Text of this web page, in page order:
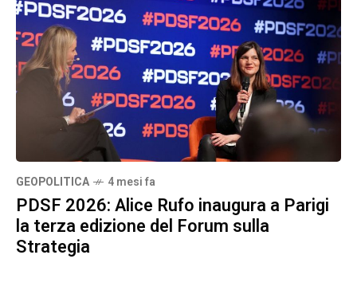
GEOPOLITICA 4 mesi fa
PDSF 2026: Alice Rufo inaugura a Parigi
la terza edizione del Forum sulla
Strategia